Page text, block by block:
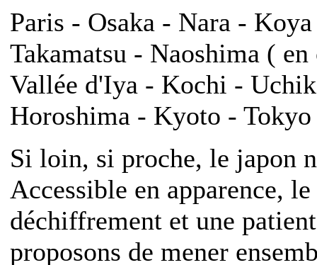
Paris - Osaka - Nara -
Takamatsu - Naoshima (
Vallée d'Iya - Kochi -
Horoshima - Kyoto -
Si loin, si proche, le japon
Accessible en apparence,
déchiffrement et une
proposons de mener